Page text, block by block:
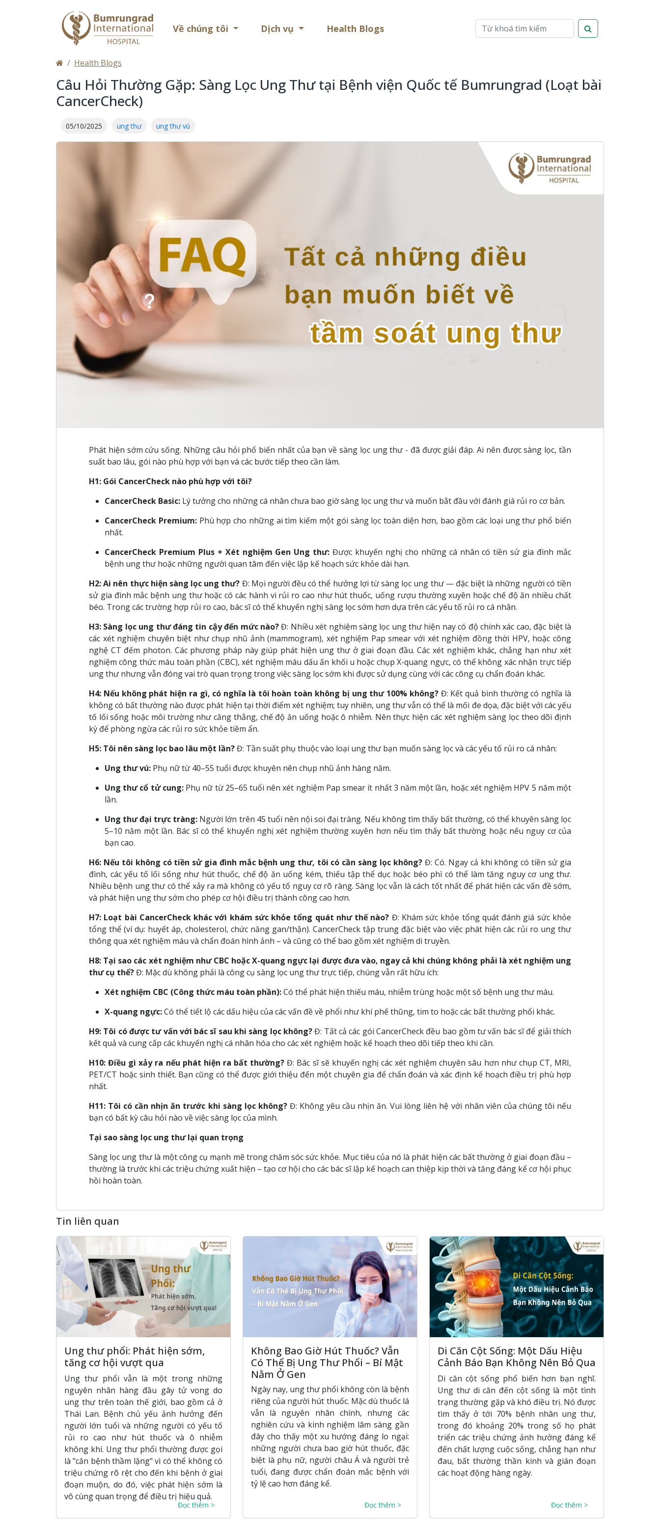
Về chúng tôi Dịch vụ Health BlogsHealth
Health Blogs
Câu Hỏi Thường Gặp: Sàng Lọc Ung Thư tại Bệnh viện Quốc tế Bumrungrad (Loạt bài
CancerCheck)
05/10/2025 ung thư ung thư vú
Phát hiện sớm cứu sống. Những câu hỏi phổ biến nhất của bạn về sàng lọc ung thư - đã được giải đáp. Ai nên được sàng lọc, tần
suất bao lâu, gói nào phù hợp với bạn và các bước tiếp theo cần làm.
H1: Gói CancerCheck nào phù hợp với tôi?
CancerCheck Basic: Lý tưởng cho những cá nhân chưa bao giờ sàng lọc ung thư và muốn bắt đầu với đánh giá rủi ro cơ bản.
CancerCheck Premium:Phù hợp cho những ai tìm kiếm một gói sàng lọc toàn diện hơn, bao gồm các loại ung thư phổ biến
nhất.
CancerCheck Premium Plus + Xét nghiệm Gen Ung thư: Được khuyến nghị cho những cá nhân có tiền sử gia đình mắc
bệnh ung thư hoặc những người quan tâm đến việc lập kế hoạch sức khỏe dài hạn.
H2: Ai nên thực hiện sàng lọc ung thư? Đ: Mọi người đều có thể hưởng lợi từ sàng lọc ung thư — đặc biệt là những người có tiền
sử gia đình mắc bệnh ung thư hoặc có các hành vi rủi ro cao như hút thuốc, uống rượu thường xuyên hoặc chế độ ăn nhiều chất
béo. Trong các trường hợp rủi ro cao, bác sĩ có thể khuyến nghị sàng lọc sớm hơn dựa trên các yếu tố rủi ro cá nhân.
H3: Sàng lọc ung thư đáng tin cậy đến mức nào?Đ: Nhiều xét nghiệm sàng lọc ung thư hiện nay có độ chính xác cao, đặc biệt là
các xét nghiệm chuyên biệt như chụp nhũ ảnh (mammogram), xét nghiệm Pap smear với xét nghiệm đồng thời HPV, hoặc công
nghệ CT đếm photon. Các phương pháp này giúp phát hiện ung thư ở giai đoạn đầu. Các xét nghiệm khác, chẳng hạn như xét
nghiệm công thức máu toàn phần (CBC), xét nghiệm máu dấu ấn khối u hoặc chụp X-quang ngực, có thể không xác nhận trực tiếp
ung thư nhưng vẫn đóng vai trò quan trọng trong việc sàng lọc sớm khi được sử dụng cùng với các công cụ chẩn đoán khác.
H4: Nếu không phát hiện ra gì, có nghĩa là tôi hoàn toàn không bị ung thư 100% không?Đ: Kết quả bình thường có nghĩa là
không có bất thường nào được phát hiện tại thời điểm xét nghiệm; tuy nhiên, ung thư vẫn có thể là mối đe dọa, đặc biệt với các yếu
tố lối sống hoặc môi trường như căng thẳng, chế độ ăn uống hoặc ô nhiễm. Nên thực hiện các xét nghiệm sàng lọc theo dõi định
kỳ để phòng ngừa các rủi ro sức khỏe tiềm ẩn.
H5: Tôi nên sàng lọc bao lâu một lần?Đ: Tần suất phụ thuộc vào loại ung thư bạn muốn sàng lọc và các yếu tố rủi ro cá nhân:
Ung thư vú: Phụ nữ từ 40–55 tuổi được khuyên nên chụp nhũ ảnh hàng năm.
Ung thư cổ tử cung:Phụ nữ từ 25–65 tuổi nên xét nghiệm Pap smear ít nhất 3 năm một lần, hoặc xét nghiệm HPV 5 năm một
lần.
Ung thư đại trực tràng: Người lớn trên 45 tuổi nên nội soi đại tràng. Nếu không tìm thấy bất thường, có thể khuyên sàng lọc
5–10 năm một lần. Bác sĩ có thể khuyến nghị xét nghiệm thường xuyên hơn nếu tìm thấy bất thường hoặc nếu nguy cơ của
bạn cao.
H6: Nếu tôi không có tiền sử gia đình mắc bệnh ung thư, tôi có cần sàng lọc không? Đ: Có. Ngay cả khi không có tiền sử gia
đình, các yếu tố lối sống như hút thuốc, chế độ ăn uống kém, thiếu tập thể dục hoặc béo phì có thể làm tăng nguy cơ ung thư.
Nhiều bệnh ung thư có thể xảy ra mà không có yếu tố nguy cơ rõ ràng. Sàng lọc vẫn là cách tốt nhất để phát hiện các vấn đề sớm,
và phát hiện ung thư sớm cho phép cơ hội điều trị thành công cao hơn.
H7: Loạt bài CancerCheck khác với khám sức khỏe tổng quát như thế nào? Đ: Khám sức khỏe tổng quát đánh giá sức khỏe
tổng thể (ví dụ: huyết áp, cholesterol, chức năng gan/thận). CancerCheck tập trung đặc biệt vào việc phát hiện các rủi ro ung thư
thông qua xét nghiệm máu và chẩn đoán hình ảnh – và cũng có thể bao gồm xét nghiệm di truyền.
H8: Tại sao các xét nghiệm như CBC hoặc X-quang ngực lại được đưa vào, ngay cả khi chúng không phải là xét nghiệm ung
thư cụ thể?Đ: Mặc dù không phải là công cụ sàng lọc ung thư trực tiếp, chúng vẫn rất hữu ích:
Xét nghiệm CBC (Công thức máu toàn phần):Có thể phát hiện thiếu máu, nhiễm trùng hoặc một số bệnh ung thư máu.
X-quang ngực:Có thể tiết lộ các dấu hiệu của các vấn đề về phổi như khí phế thũng, tim to hoặc các bất thường phổi khác.
H9: Tôi có được tư vấn với bác sĩ sau khi sàng lọc không?Đ: Tất cả các gói CancerCheck đều bao gồm tư vấn bác sĩ để giải thích
kết quả và cung cấp các khuyến nghị cá nhân hóa cho các xét nghiệm hoặc kế hoạch theo dõi tiếp theo khi cần.
H10: Điều gì xảy ra nếu phát hiện ra bất thường? Đ: Bác sĩ sẽ khuyến nghị các xét nghiệm chuyên sâu hơn như chụp CT, MRI,
PET/CT hoặc sinh thiết. Bạn cũng có thể được giới thiệu đến một chuyên gia để chẩn đoán và xác định kế hoạch điều trị phù hợp
nhất.
H11: Tôi có cần nhịn ăn trước khi sàng lọc không?Đ: Không yêu cầu nhịn ăn. Vui lòng liên hệ với nhân viên của chúng tôi nếu
bạn có bất kỳ câu hỏi nào về việc sàng lọc của mình.
Tại sao sàng lọc ung thư lại quan trọng
Sàng lọc ung thư là một công cụ mạnh mẽ trong chăm sóc sức khỏe. Mục tiêu của nó là phát hiện các bất thường ở giai đoạn đầu –
thường là trước khi các triệu chứng xuất hiện – tạo cơ hội cho các bác sĩ lập kế hoạch can thiệp kịp thời và tăng đáng kể cơ hội phục
hồi hoàn toàn.
Tin liên quan
Ung thư phổi: Phát hiện sớm,
tăng cơ hội vượt qua
Ung thư phổi vẫn là một trong những
nguyên nhân hàng đầu gây tử vong do
ung thư trên toàn thế giới, bao gồm cả ở
Thái Lan. Bệnh chủ yếu ảnh hưởng đến
người lớn tuổi và những người có yếu tố
rủi ro cao như hút thuốc và ô nhiễm
không khí. Ung thư phổi thường được gọi
là "căn bệnh thầm lặng" vì có thể không có
triệu chứng rõ rệt cho đến khi bệnh ở giai
đoạn muộn, do đó, việc phát hiện sớm là
vô cùng quan trọng để điều trị hiệu quả.
Đọc thêm >
Không Bao Giờ Hút Thuốc? Vẫn
Có Thể Bị Ung Thư Phổi – Bí Mật
Nằm Ở Gen
Ngày nay, ung thư phổi không còn là bệnh
riêng của người hút thuốc. Mặc dù thuốc lá
vẫn là nguyên nhân chính, nhưng các
nghiên cứu và kinh nghiệm lâm sàng gần
đây cho thấy một xu hướng đáng lo ngại:
những người chưa bao giờ hút thuốc, đặc
biệt là phụ nữ, người châu Á và người trẻ
tuổi, đang được chẩn đoán mắc bệnh với
tỷ lệ cao hơn đáng kể.
Đọc thêm >
Di Căn Cột Sống: Một Dấu Hiệu
Cảnh Báo Bạn Không Nên Bỏ Qua
Di căn cột sống phổ biến hơn bạn nghĩ.
Ung thư di căn đến cột sống là một tình
trạng thường gặp và khó điều trị. Nó được
tìm thấy ở tới 70% bệnh nhân ung thư,
trong đó khoảng 20% ​​trong số họ phát
triển các triệu chứng ảnh hưởng đáng kể
đến chất lượng cuộc sống, chẳng hạn như
đau, bất thường thần kinh và gián đoạn
các hoạt động hàng ngày.
Đọc thêm >